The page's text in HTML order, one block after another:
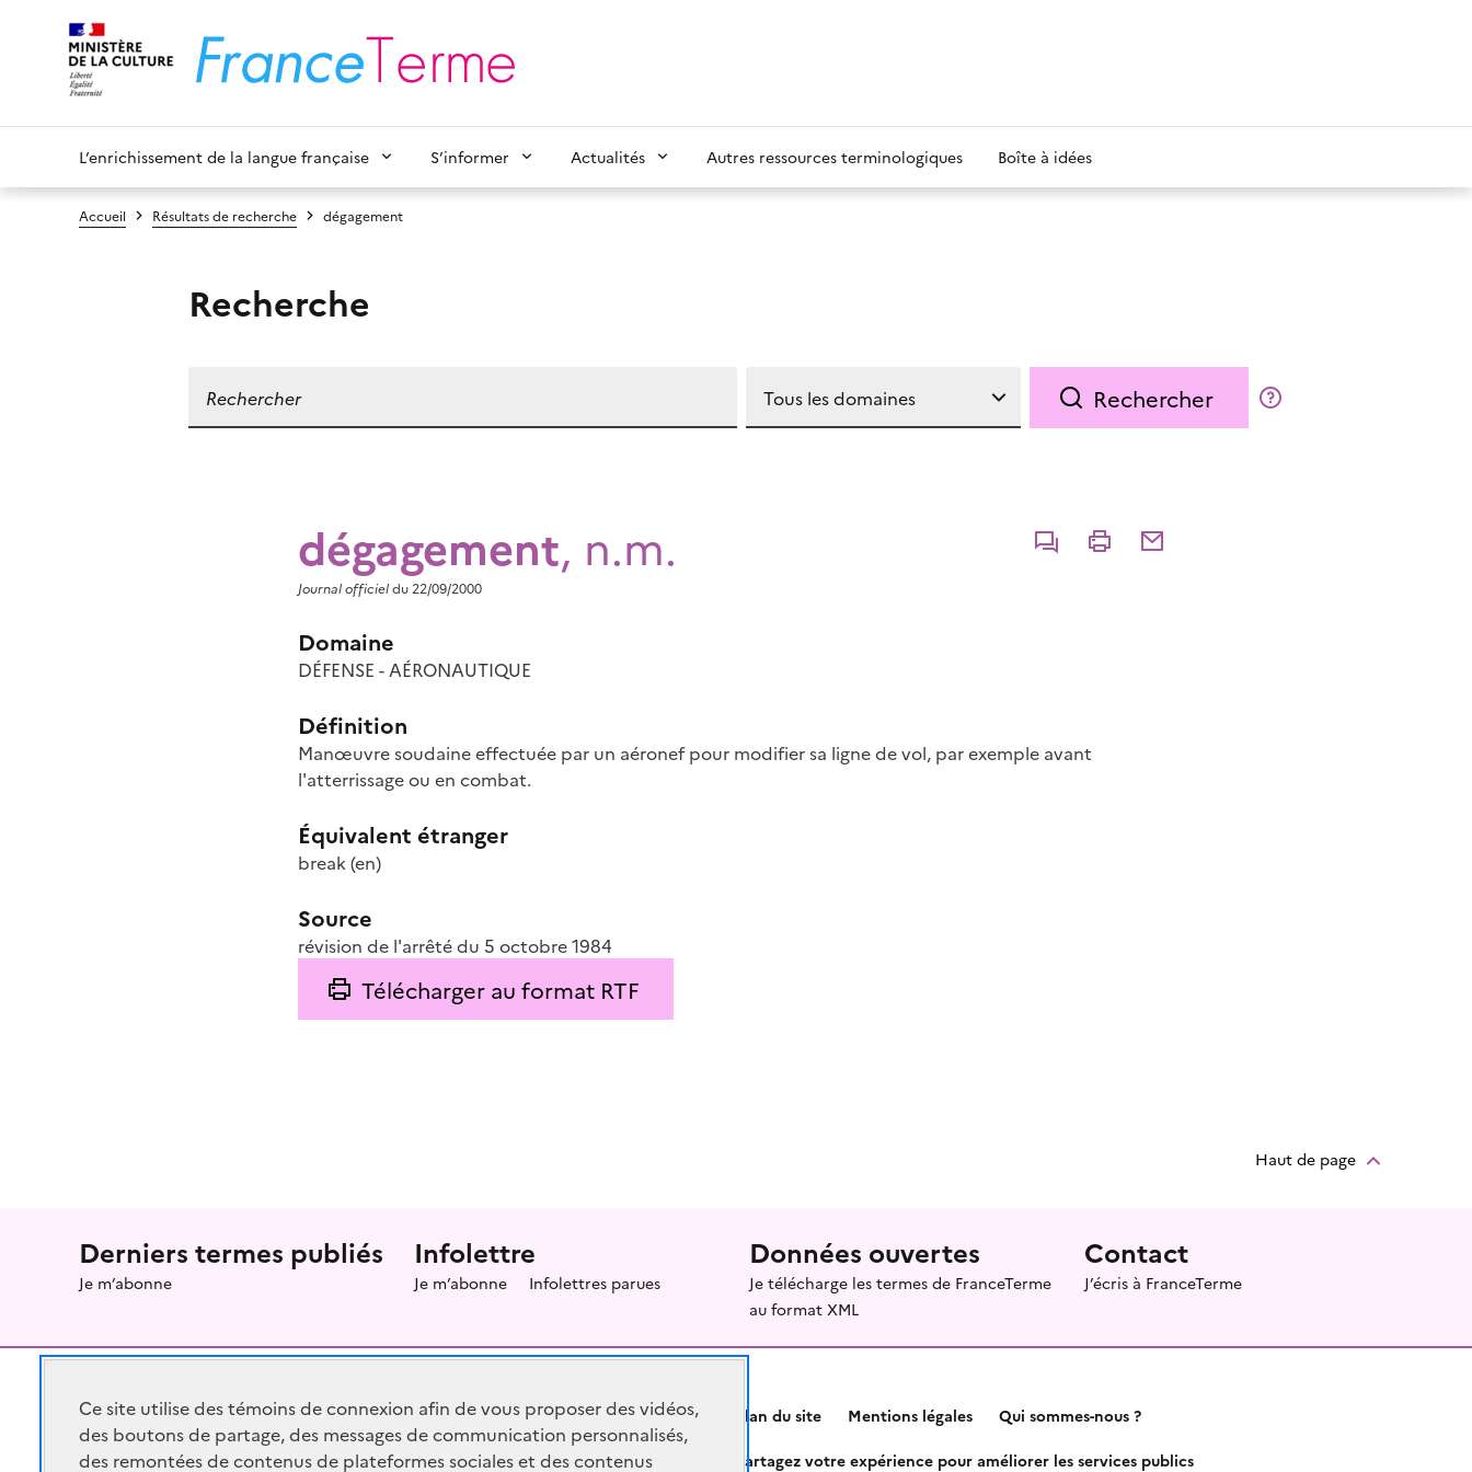
L’enrichissement de la langue française S’informer Actualités Autres ressources terminologiques Boîte à idées
Accueil Résultats de recherche dégagement
Recherche
Rechercher
dégagement, n.m. CommenterImprimerPartager par courriel
Journal officieldu 22/09/2000
Domaine
DÉFENSE - AÉRONAUTIQUE
Définition
Manœuvre soudaine effectuée par un aéronef pour modifier sa ligne de vol, par exemple avant
l'atterrissage ou en combat.
Équivalent étranger
break (en)
Source
révision de l'arrêté du 5 octobre 1984
Télécharger au format RTF
Haut de page
Menu prefooter
Derniers termes publiés
Je m’abonne
Infolettre
Je m’abonne Infolettres parues
Données ouvertes
Je télécharge les termes de FranceTerme
au format XML
Contact
J’écris à FranceTerme
RÉPUBLIQUE
FRANÇAISE
Plan du site Mentions légales Qui sommes-nous ?
Partagez votre expérience pour améliorer les services publics
Ce site utilise des témoins de connexion afin de vous proposer des vidéos,
des boutons de partage, des messages de communication personnalisés,
des remontées de contenus de plateformes sociales et des contenus